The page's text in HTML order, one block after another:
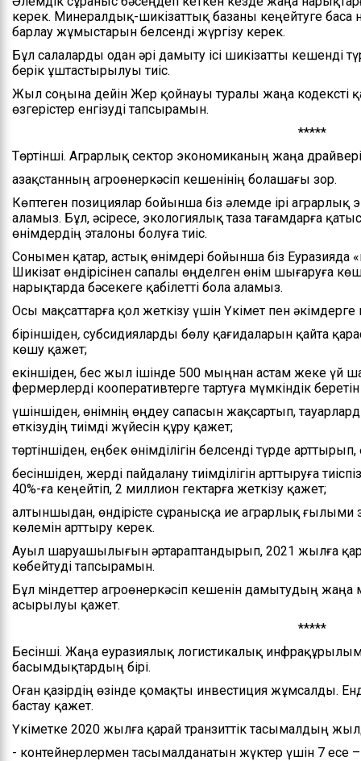
керек. Минералдық-шикізаттық базаны кеңейтуге баса
барлау жұмыстарын белсенді жүргізу керек.
Бұл салаларды одан әрі дамыту ісі шикізатты кешенді
берік ұштастырылуы тиіс.
Жыл соңына дейін Жер қойнауы туралы жаңа кодексті
өзгерістер енгізуді тапсырамын.
*****
Төртінші. Аграрлық сектор экономиканың жаңа
Қазақстанның агроөнеркәсіп кешенінің болашағы зор.
Көптеген позициялар бойынша біз әлемде ірі аграрлық
аламыз. Бұл, әсіресе, экологиялық таза тағамдарға
өнімдердің эталоны болуға тиіс.
Сонымен қатар, астық өнімдері бойынша біз Еуразияда
Шикізат өндірісінен сапалы өңделген өнім шығаруға
нарықтарда бәсекеге қабілетті бола аламыз.
Осы мақсаттарға қол жеткізу үшін Үкімет пен
біріншіден, субсидияларды бөлу қағидаларын қайта
көшу қажет;
екіншіден, бес жыл ішінде 500 мыңнан астам жеке
фермерлерді кооперативтерге тартуға мүмкіндік
үшіншіден, өнімнің өңдеу сапасын жақсартып,
өткізудің тиімді жүйесін құру қажет;
төртіншіден, еңбек өнімділігін белсенді түрде
бесіншіден, жерді пайдалану тиімділігін арттыруға
40%-ға кеңейтіп, 2 миллион гектарға жеткізу қажет;
алтыншыдан, өндірісте сұранысқа ие аграрлық ғылыми
көлемін арттыру керек.
Ауыл шаруашылығын әртараптандырып, 2021 жылға
көбейтуді тапсырамын.
Бұл міндеттер агроөнеркәсіп кешенін дамытудың жаңа
асырылуы қажет.
*****
Бесінші. Жаңа еуразиялық логистикалық
басымдықтардың бірі.
Оған қазірдің өзінде қомақты инвестиция жұмсалды.
бастау қажет.
Үкіметке 2020 жылға қарай транзиттік тасымалдың
- контейнерлермен тасымалданатын жүктер үшін 7 есе